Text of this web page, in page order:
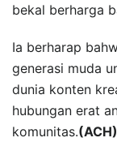
bekal berharga
Ia berharap
generasi muda
dunia konten
hubungan erat
komunitas.(ACH)